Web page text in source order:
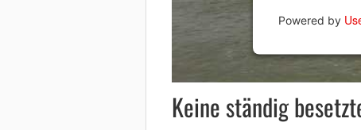
Powered by
Keine ständig